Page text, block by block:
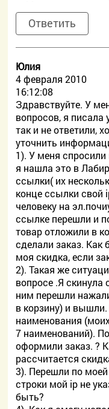
Ответить
Юлия
4 февраля 2010
16:12:08
Здравствуйте. У
вопросов, я писала
так и не ответили,
уточнить
1). У меня
я нашла это в
ссылки( их
конце ссылки свой
человеку на
ссылке перешли и
товар отложили в
сделали заказ. Как
моя скидка, если
2). Такая же
вопросе .Я скинула
ним перешли
в корзину) и
наименования
7 наименований).
оформили заказ. ?
рассчитается
3). Перешли по
строки мой ip не
быть?